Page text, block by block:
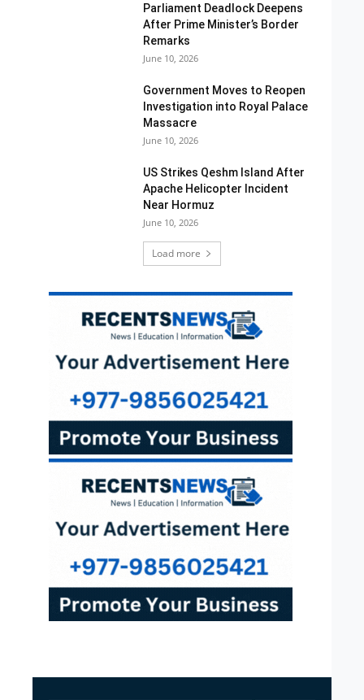
Parliament Deadlock Deepens
After Prime Minister’s Border
Remarks
June 10, 2026
Government Moves to Reopen
Investigation into Royal Palace
Massacre
June 10, 2026
US Strikes Qeshm Island After
Apache Helicopter Incident
Near Hormuz
June 10, 2026
Load more